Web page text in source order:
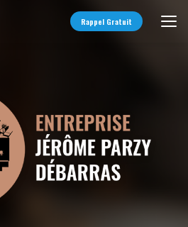
Rappel Gratuit